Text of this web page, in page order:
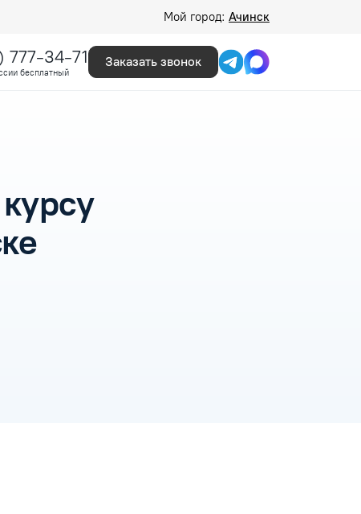
Мой город: Ачинск
777-34-71
бесплатный
Заказать звонок